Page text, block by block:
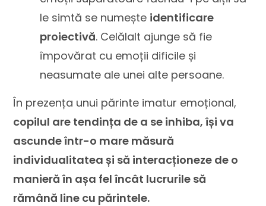
le simtă se numește identificare
proiectivă. Celălalt ajunge să fie
împovărat cu emoții dificile și
neasumate ale unei alte persoane.
În prezența unui părinte imatur emoțional,
copilul are tendința de a se inhiba, își va
ascunde într-o mare măsură
individualitatea și să interacționeze de o
manieră în așa fel încât lucrurile să
rămână line cu părintele.